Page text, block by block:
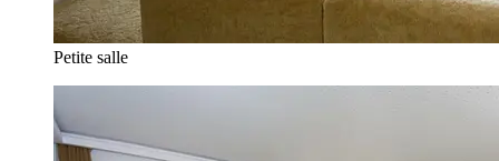
Petite salle